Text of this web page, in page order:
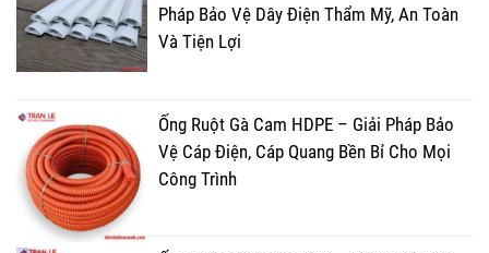
Pháp Bảo Vệ Dây Điện Thẩm Mỹ, An Toàn
Và Tiện Lợi
Ống Ruột Gà Cam HDPE – Giải Pháp Bảo
Vệ Cáp Điện, Cáp Quang Bền Bỉ Cho Mọi
Công Trình